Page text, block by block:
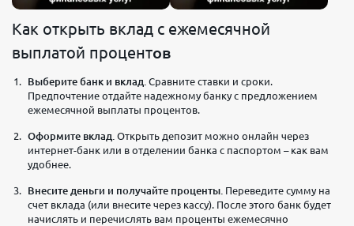
Как открыть вклад с ежемесячной
выплатой процентов
Выберите банк и вклад. Сравните ставки и сроки.
Предпочтение отдайте надежному банку с предложением
ежемесячной выплаты процентов.
Оформите вклад. Открыть депозит можно онлайн через
интернет-банк или в отделении банка с паспортом – как вам
удобнее.
Внесите деньги и получайте проценты. Переведите сумму на
счет вклада (или внесите через кассу). После этого банк будет
начислять и перечислять вам проценты ежемесячно